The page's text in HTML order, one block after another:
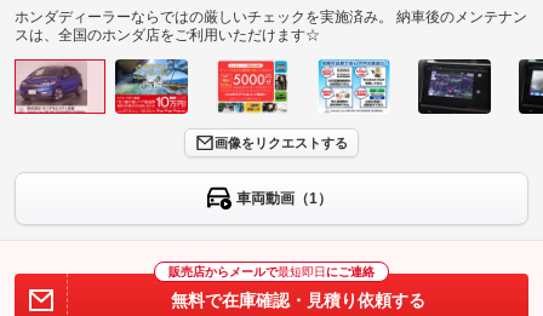
ホンダディーラーならではの厳しいチェックを実施済み。 納車後のメンテナン
スは、全国のホンダ店をご利用いただけます☆
画像をリクエストする
車両動画（1）
販売店からメールで最短即日 にご連絡
無料で在庫確認・見積り依頼する